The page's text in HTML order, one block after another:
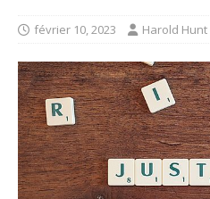
février 10, 2023 Harold Hunt